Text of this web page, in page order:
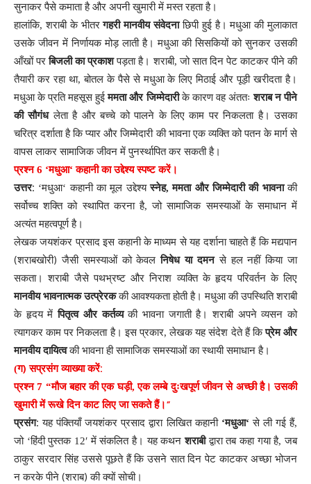
सुनाकर पैसे कमाता है और अपनी खुमारी में मस्त रहता है।
हालांकि,शराबी के भीतर गहरी मानवीय संवेदना छिपी हुई है। मधुआ की मुलाकात
उसके जीवन में निर्णायक मोड़ लाती है। मधुआ की सिसकियों को सुनकर उसकी
आँखों पर बिजली का प्रकाश पड़ता है। शराबी,जो सात दिन पेट काटकर पीने की
तैयारी कर रहा था,बोतल के पैसे से मधुआ के लिए मिठाई और पूड़ी खरीदता है।
मधुआ के प्रति महसूस हुई ममता और जिम्मेदारी के कारण वह अंततः शराब न पीने
की सौगंध लेता है और बच्चे को पालने के लिए काम पर निकलता है। उसका
चरित्र दर्शाता है कि प्यार और जिम्मेदारी की भावना एक व्यक्ति को पतन के मार्ग से
वापस लाकर सामाजिक जीवन में पुनर्स्थापित कर सकती है।
प्रश्न 6 ‘मधुआ‘कहानी का उद्देश्य स्पष्ट करें।
उत्तर: ‘मधुआ‘कहानी का मूल उद्देश्य स्नेह,ममता और जिम्मेदारी की भावना की
सर्वोच्च शक्ति को स्थापित करना है,जो सामाजिक समस्याओं के समाधान में
अत्यंत महत्वपूर्ण है।
लेखक जयशंकर प्रसाद इस कहानी के माध्यम से यह दर्शाना चाहते हैं कि मद्यपान
(शराबखोरी)जैसी समस्याओं को केवल निषेध या दमन से हल नहीं किया जा
सकता। शराबी जैसे पथभ्रष्ट और निराश व्यक्ति के हृदय परिवर्तन के लिए
मानवीय भावनात्मक उत्प्रेरक की आवश्यकता होती है। मधुआ की उपस्थिति शराबी
के हृदय में पितृत्व और कर्तव्य की भावना जगाती है। शराबी अपने व्यसन को
त्यागकर काम पर निकलता है। इस प्रकार,लेखक यह संदेश देते हैं कि प्रेम और
मानवीय दायित्व की भावना ही सामाजिक समस्याओं का स्थायी समाधान है।
(ग)सप्रसंग व्याख्या करें:
प्रश्न 7 “मौज बहार की एक घड़ी,एक लम्बे दुःखपूर्ण जीवन से अच्छी है। उसकी
खुमारी में रूखे दिन काट लिए जा सकते हैं।“
प्रसंग: यह पंक्तियाँ जयशंकर प्रसाद द्वारा लिखित कहानी ‘मधुआ‘ से ली गई हैं,
जो ‘हिंदी पुस्तक 12′में संकलित है। यह कथन शराबी द्वारा तब कहा गया है,जब
ठाकुर सरदार सिंह उससे पूछते हैं कि उसने सात दिन पेट काटकर अच्छा भोजन
न करके पीने (शराब)की क्यों सोची।